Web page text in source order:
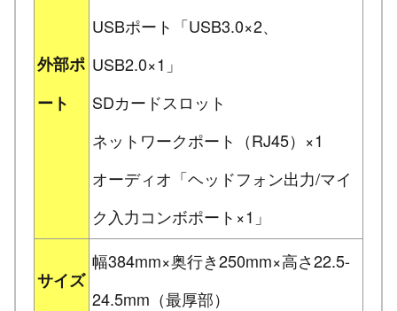
外部ポ
ート
USBポート「USB3.0×2、
USB2.0×1」
SDカードスロット
ネットワークポート（RJ45）×1
オーディオ「ヘッドフォン出力/マイ
ク入力コンボポート×1」
サイズ
幅384mm×奥行き250mm×高さ22.5-
24.5mm（最厚部）